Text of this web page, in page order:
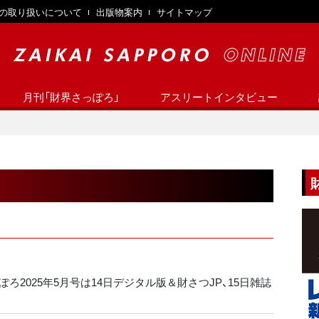
取り扱いについて 出版物案内 サイトマップ
月刊「財界さっぽろ」 アスリートインタビュー
ろ2025年5月号は14日デジタル版＆財さつJP、15日雑誌